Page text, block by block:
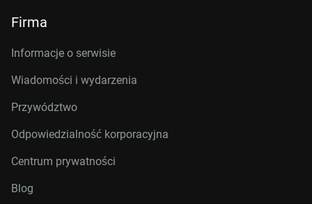
Firma
Informacje o serwisie
Wiadomości i wydarzenia
Przywództwo
Odpowiedzialność korporacyjna
Centrum prywatności
Blog